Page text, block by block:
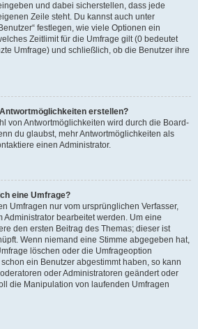
und dabei sicherstellen, dass jede
Zeile steht. Du kannst auch unter
festlegen, wie viele Optionen ein
Zeitlimit für die Umfrage gilt (0 bedeutet
Umfrage) und schließlich, ob die Benutzer ihre
erstellen?
von Antwortmöglichkeiten wird durch die Board-
du glaubst, mehr Antwortmöglichkeiten als
einen Administrator.
eine Umfrage?
Umfragen nur vom ursprünglichen Verfasser,
Administrator bearbeitet werden. Um eine
den ersten Beitrag des Themas; dieser ist
Wenn niemand eine Stimme abgegeben hat,
löschen oder die Umfrageoption
ein Benutzer abgestimmt haben, so kann
oder Administratoren geändert oder
die Manipulation von laufenden Umfragen